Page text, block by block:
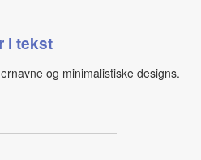
i tekst
og minimalistiske designs.